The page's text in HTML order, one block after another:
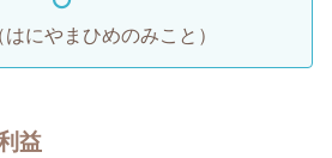
にやまひめのみこと）
益